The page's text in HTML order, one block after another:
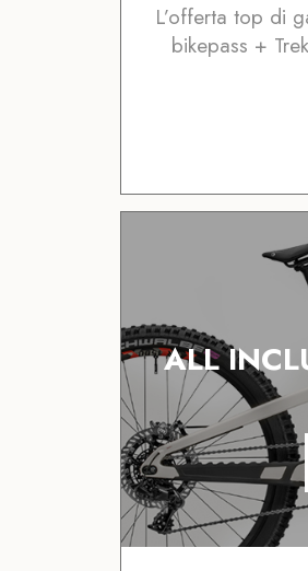
L’offerta top di
bikepass +
ALL